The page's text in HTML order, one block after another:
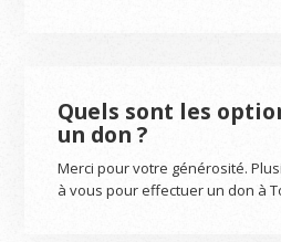
Quels sont les
un don ?
Merci pour votre générosité.
à vous pour effectuer un don à